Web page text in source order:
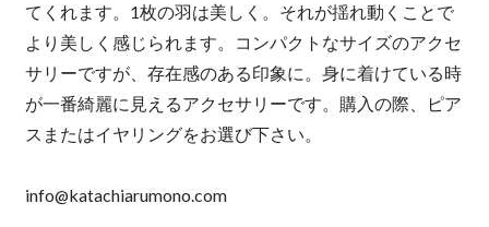
てくれます。1枚の羽は美しく。それが揺れ動くことで
より美しく感じられます。コンパクトなサイズのアクセ
サリーですが、存在感のある印象に。身に着けている時
が一番綺麗に見えるアクセサリーです。購入の際、ピア
スまたはイヤリングをお選び下さい。
info@katachiarumono.com